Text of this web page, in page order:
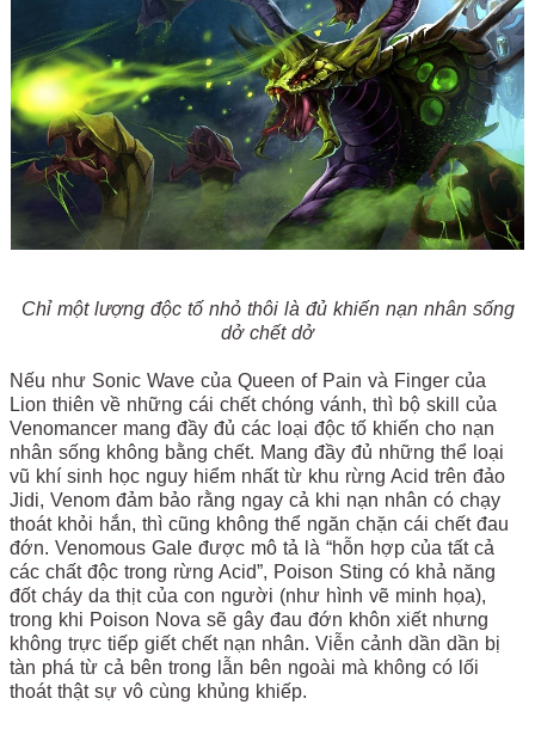
Chỉ một lượng độc tố nhỏ thôi là đủ khiến nạn nhân sống
dở chết dở
Nếu như Sonic Wave của Queen of Pain và Finger của
Lion thiên về những cái chết chóng vánh, thì bộ skill của
Venomancer mang đầy đủ các loại độc tố khiến cho nạn
nhân sống không bằng chết. Mang đầy đủ những thể loại
vũ khí sinh học nguy hiểm nhất từ khu rừng Acid trên đảo
Jidi, Venom đảm bảo rằng ngay cả khi nạn nhân có chạy
thoát khỏi hắn, thì cũng không thể ngăn chặn cái chết đau
đớn. Venomous Gale được mô tả là “hỗn hợp của tất cả
các chất độc trong rừng Acid”, Poison Sting có khả năng
đốt cháy da thịt của con người (như hình vẽ minh họa),
trong khi Poison Nova sẽ gây đau đớn khôn xiết nhưng
không trực tiếp giết chết nạn nhân. Viễn cảnh dần dần bị
tàn phá từ cả bên trong lẫn bên ngoài mà không có lối
thoát thật sự vô cùng khủng khiếp.